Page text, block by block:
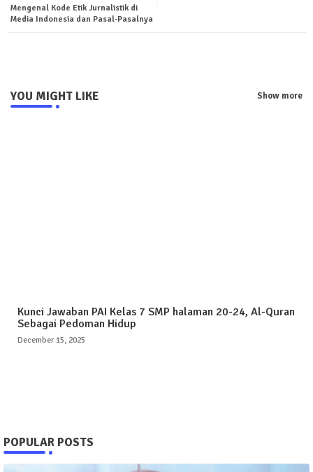
ter
Mengenal Kode Etik Jurnalistik di
Media Indonesia dan Pasal-Pasalnya
YOU MIGHT LIKE Show more
Kunci Jawaban PAI Kelas 7 SMP halaman 20-24, Al-Quran
Sebagai Pedoman Hidup
December 15, 2025
POPULAR POSTS